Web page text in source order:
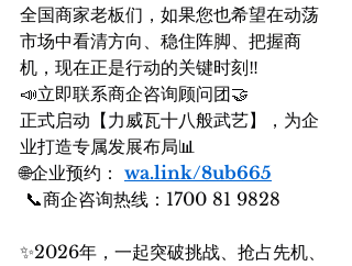
全国商家老板们，如果您也希望在动荡
市场中看清方向、稳住阵脚、把握商
机，现在正是行动的关键时刻‼️
📣立即联系商企咨询顾问团🤝
正式启动【力威瓦十八般武艺】，为企
业打造专属发展布局📊
🌐企业预约： wa.link/8ub665
📞商企咨询热线：1700 81 9828
✨2026年，一起突破挑战、抢占先机、